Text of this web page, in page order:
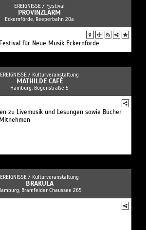
EREIGNISSE / Festival
PROVINZLÄRM
Eckernförde, Reeperbahn 20a
für Neue Musik Eckernförde
EREIGNISSE / Kulturveranstaltung
MATHILDE CAFÉ
Hamburg, Bogenstraße 5
zu Livemusik und Lesungen sowie Bücher
EREIGNISSE / Kulturveranstaltung
BRAKULA
Bramfelder Chaussee 265